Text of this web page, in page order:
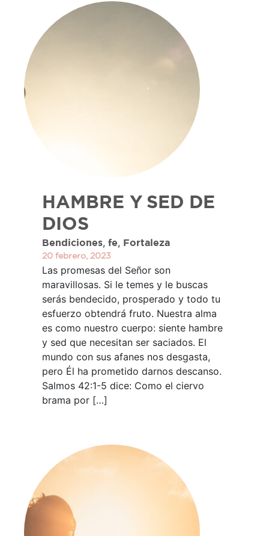
HAMBRE Y SED DE
DIOS
Bendiciones, fe, Fortaleza
20 febrero, 2023
Las promesas del Señor son
maravillosas. Si le temes y le buscas
serás bendecido, prosperado y todo tu
esfuerzo obtendrá fruto. Nuestra alma
es como nuestro cuerpo: siente hambre
y sed que necesitan ser saciados. El
mundo con sus afanes nos desgasta,
pero Él ha prometido darnos descanso.
Salmos 42:1-5 dice: Como el ciervo
brama por […]